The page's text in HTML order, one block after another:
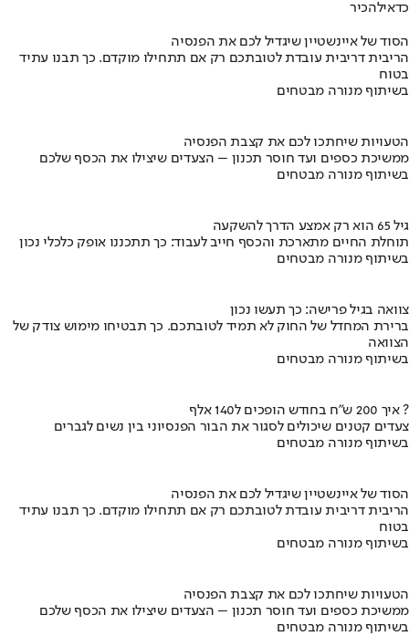
כדאילהכיר
הסוד של איינשטיין שיגדיל לכם את הפנסיה
הריבית דריבית עובדת לטובתכם רק אם תתחילו מוקדם. כך תבנו עתיד
בטוח
בשיתוף מנורה מבטחים
הטעויות שיחתכו לכם את קצבת הפנסיה
ממשיכת כספים ועד חוסר תכנון – הצעדים שיצילו את הכסף שלכם
בשיתוף מנורה מבטחים
גיל 65 הוא רק אמצע הדרך להשקעה
תוחלת החיים מתארכת והכסף חייב לעבוד: כך תתכננו אופק כלכלי נכון
בשיתוף מנורה מבטחים
צוואה בגיל פרישה: כך תעשו נכון
ברירת המחדל של החוק לא תמיד לטובתכם. כך תבטיחו מימוש צודק של
הצוואה
בשיתוף מנורה מבטחים
איך 200 ש"ח בחודש הופכים ל140 אלף ?
צעדים קטנים שיכולים לסגור את הבור הפנסיוני בין נשים לגברים
בשיתוף מנורה מבטחים
הסוד של איינשטיין שיגדיל לכם את הפנסיה
הריבית דריבית עובדת לטובתכם רק אם תתחילו מוקדם. כך תבנו עתיד
בטוח
בשיתוף מנורה מבטחים
הטעויות שיחתכו לכם את קצבת הפנסיה
ממשיכת כספים ועד חוסר תכנון – הצעדים שיצילו את הכסף שלכם
בשיתוף מנורה מבטחים